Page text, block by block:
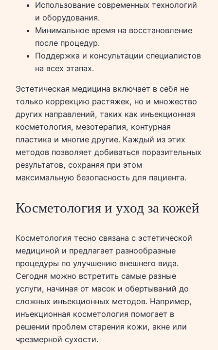
Использование современных технологий
и оборудования.
Минимальное время на восстановление
после процедур.
Поддержка и консультации специалистов
на всех этапах.
Эстетическая медицина включает в себя не
только коррекцию растяжек, но и множество
других направлений, таких как инъекционная
косметология, мезотерапия, контурная
пластика и многие другие. Каждый из этих
методов позволяет добиваться поразительных
результатов, сохраняя при этом
максимальную безопасность для пациента.
Косметология и уход за кожей
Косметология тесно связана с эстетической
медициной и предлагает разнообразные
процедуры по улучшению внешнего вида.
Сегодня можно встретить самые разные
услуги, начиная от масок и обертываний до
сложных инъекционных методов. Например,
инъекционная косметология помогает в
решении проблем старения кожи, акне или
чрезмерной сухости.